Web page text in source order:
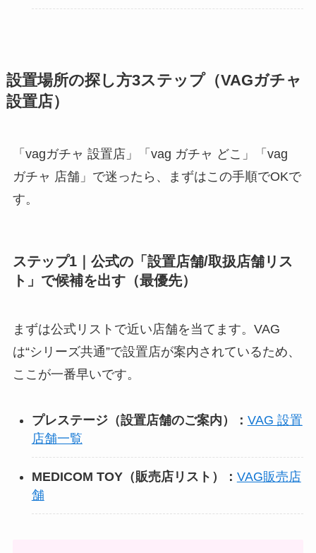
設置場所の探し方3ステップ（VAGガチャ
設置店）
「vagガチャ 設置店」「vag ガチャ どこ」「vag
ガチャ 店舗」で迷ったら、まずはこの手順でOKで
す。
ステップ1｜公式の「設置店舗/取扱店舗リス
ト」で候補を出す（最優先）
まずは公式リストで近い店舗を当てます。VAG
は“シリーズ共通”で設置店が案内されているため、
ここが一番早いです。
プレステージ（設置店舗のご案内）： VAG 設置
店舗一覧
MEDICOM TOY（販売店リスト）： VAG販売店
舗